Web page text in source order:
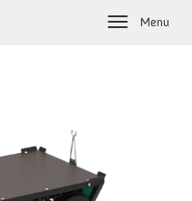
Toggle
Menu